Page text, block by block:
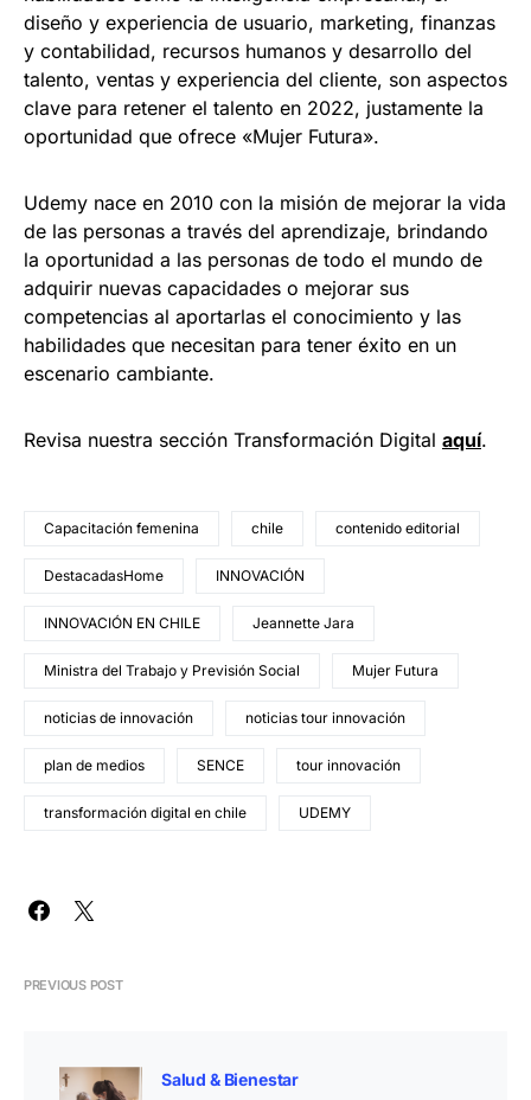
diseño y experiencia de usuario, marketing, finanzas
y contabilidad, recursos humanos y desarrollo del
talento, ventas y experiencia del cliente, son aspectos
clave para retener el talento en 2022, justamente la
oportunidad que ofrece «Mujer Futura».
Udemy nace en 2010 con la misión de mejorar la vida
de las personas a través del aprendizaje, brindando
la oportunidad a las personas de todo el mundo de
adquirir nuevas capacidades o mejorar sus
competencias al aportarlas el conocimiento y las
habilidades que necesitan para tener éxito en un
escenario cambiante.
Revisa nuestra sección Transformación Digital aquí.
Capacitación femenina chile contenido editorial
DestacadasHome INNOVACIÓN
INNOVACIÓN EN CHILE Jeannette Jara
Ministra del Trabajo y Previsión Social Mujer Futura
noticias de innovación noticias tour innovación
plan de medios SENCE tour innovación
transformación digital en chile UDEMY
PREVIOUS POST
Salud & Bienestar